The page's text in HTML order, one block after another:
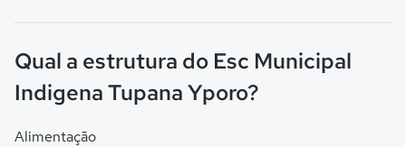
Qual a estrutura do Esc Municipal
Indigena Tupana Yporo?
Alimentação